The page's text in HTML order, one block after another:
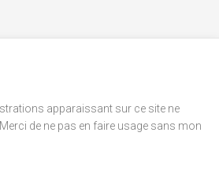
apparaissant sur ce site ne
de ne pas en faire usage sans mon